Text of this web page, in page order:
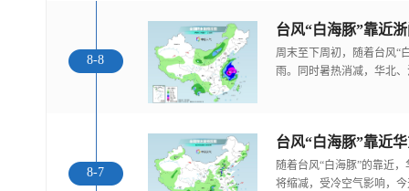
8-8
台风“白海豚”靠近
周末至下周初，随着台风“
雨。同时暑热消减，华北
8-7
随着台风“白海豚”的靠近
将缩减，受冷空气影响，